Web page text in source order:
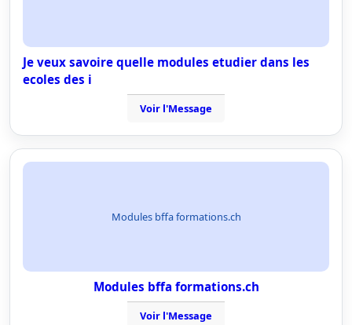
Je veux savoire quelle modules etudier dans les
ecoles des i
Voir l'Message
Modules bffa formations.ch
Modules bffa formations.ch
Voir l'Message